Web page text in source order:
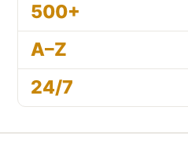
500+
A–Z
24/7